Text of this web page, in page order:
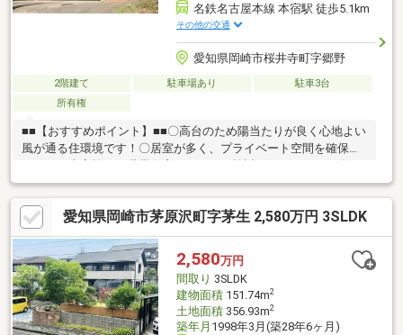
名鉄名古屋本線 本宿駅 徒歩5.1km
その他の交通
愛知県岡崎市桜井寺町字郷野
2階建て 駐車場あり
駐車3台
所有権
■■【おすすめポイント】■■〇高台のため陽当たりが良く心地よい
風が通る住環境です！〇居室が多く、プライベート空間を確保で
広々としたお庭が複数あり、家庭菜園・BBQ・お子様の遊び場・
ドッグランなど使い方は様々です！〇周辺は自然に囲まれた落ち
着いた住環境で、のんびりとした暮らしをご希望の方にもおすす
めです！〇ガレージ付きの駐車場があり、雨の日の乗り降りも安
心です！〇名鉄バス「桜井寺」まで徒歩約4分、新東名「岡崎東
IC」へもアクセスしやすい立地です！○追加リフォームのご相談も
承っております！過去のリフォーム事例も豊富にございます！
愛知県岡崎市茅原沢町字茅生 2,580万円 3SLDK
2,580万円
間取り 3SLDK
建物面積151.74m2
土地面積356.93m2
築年月 1998年3月(築28年6ヶ月)